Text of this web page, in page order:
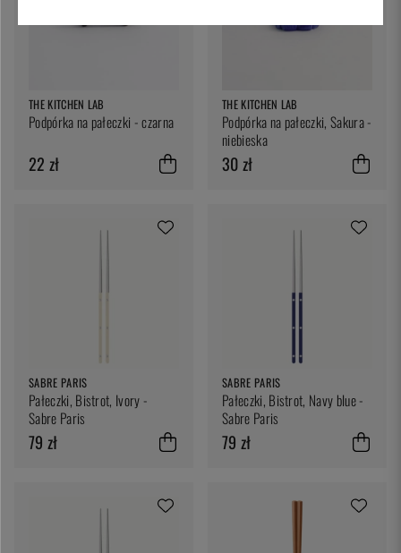
THE KITCHEN LAB
Podpórka na pałeczki - czarna
22 zł
THE KITCHEN LAB
Podpórka na pałeczki, Sakura -
niebieska
30 zł
SABRE PARIS
Pałeczki, Bistrot, Ivory -
Sabre Paris
79 zł
SABRE PARIS
Pałeczki, Bistrot, Navy blue -
Sabre Paris
79 zł